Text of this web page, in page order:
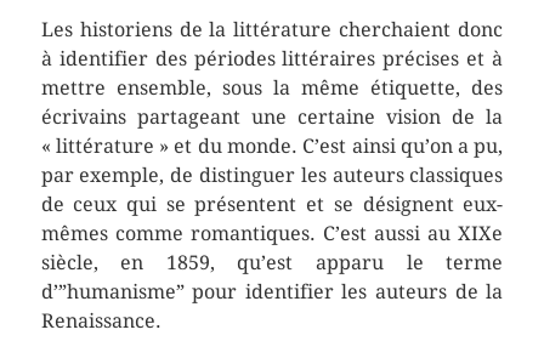
Les historiens de la littérature cherchaient donc
à identifier des périodes littéraires précises et à
mettre ensemble, sous la même étiquette, des
écrivains partageant une certaine vision de la
« littérature » et du monde. C’est ainsi qu’on a pu,
par exemple, de distinguer les auteurs classiques
de ceux qui se présentent et se désignent eux-
mêmes comme romantiques. C’est aussi au XIXe
siècle, en 1859, qu’est apparu le terme
d’”humanisme” pour identifier les auteurs de la
Renaissance.